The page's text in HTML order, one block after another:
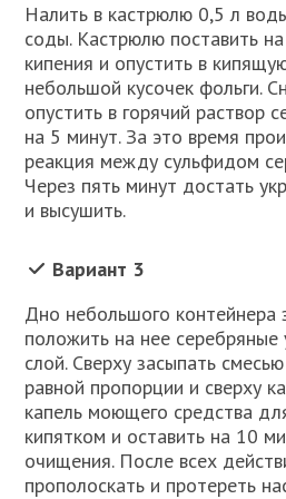
Налить в кастрюлю 0,5 л
соды. Кастрюлю поставить
кипения и опустить в
небольшой кусочек фольги.
опустить в горячий раствор
на 5 минут. За это время
реакция между сульфидом
Через пять минут достать
и высушить.
Вариант 3
Дно небольшого контейнера
положить на нее
слой. Сверху засыпать
равной пропорции и сверху
капель моющего средства
кипятком и оставить на 10
очищения. После всех
прополоскать и протереть